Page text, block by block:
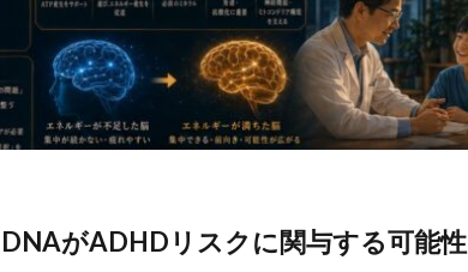
がADHDリスクに関与する可能性